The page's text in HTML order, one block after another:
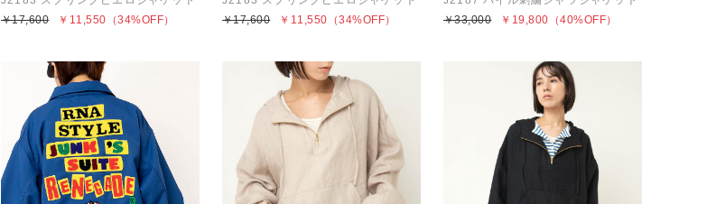
￥11,550
￥17,600 （34%OFF）
￥11,550
￥17,600 （34%OFF）
￥19,800
￥33,000 （40%OFF）